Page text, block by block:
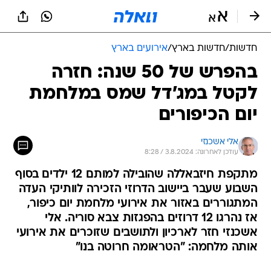
חדשות/חדשות בארץ/אירועים בארץ
בהפרש של 50 שנה: חזרה
לקטל במג'דל שמס במלחמת
יום הכיפורים
אלי אשכנזי
עודכן לאחרונה: 3.8.2024 / 8:28
מתקפת חיזבאללה שהובילה למותם 12 ילדים בסוף
השבוע שעבר ביישוב הדרוזי הזכירה לוותיקי העדה
המתגוררים באזור את אירועי מלחמת יום כיפור,
אז נהרגו 12 דרוזים בהפגזות צבא סוריה. אלי
אשכנזי חזר לארכיון ולתושבים שזוכרים את אירועי
אותה מלחמה: "הטראומה חרוטה בנו"